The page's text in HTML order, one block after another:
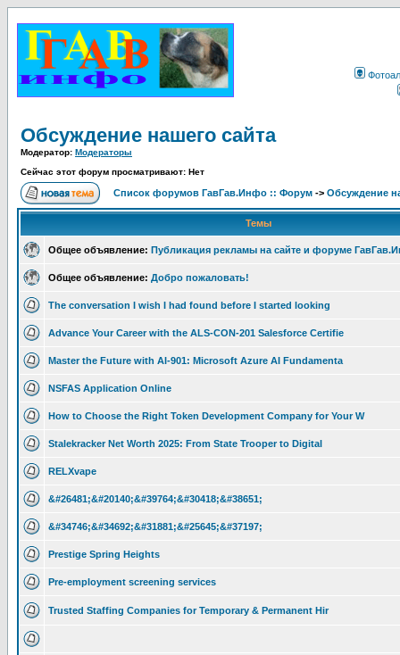
Обсуждение нашего сайта
Модератор: Модераторы
Сейчас этот форум просматривают: Нет
Список форумов ГавГав.Инфо :: Форум -> Обсуждение
Темы
Общее объявление: Публикация рекламы на сайте и форуме
Общее объявление: Добро пожаловать!
The conversation I wish I had found before I started looking
Advance Your Career with the ALS-CON-201 Salesforce Certifie
Master the Future with AI-901: Microsoft Azure AI Fundamenta
NSFAS Application Online
How to Choose the Right Token Development Company for Your W
Stalekracker Net Worth 2025: From State Trooper to Digital
RELXvape
&#26481;&#20140;&#39764;&#30418;&#38651;
&#34746;&#34692;&#31881;&#25645;&#37197;
Prestige Spring Heights
Pre-employment screening services
Trusted Staffing Companies for Temporary & Permanent Hir